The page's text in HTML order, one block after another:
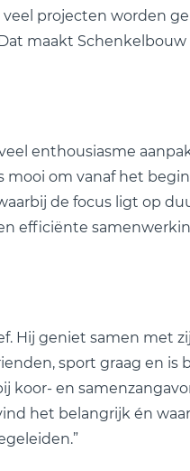
projecten worden
maakt
enthousiasme
mooi om vanaf het
de focus ligt op
efficiënte
Hij geniet samen met
sport graag en is
koor- en
het belangrijk én